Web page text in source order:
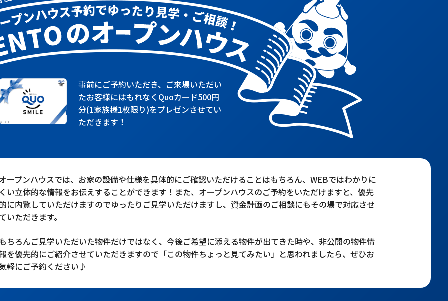
事前にご予約いただき、ご来場いただい
たお客様にはもれなくQuoカード500円
分(1家族様1枚限り)をプレゼンさせてい
ただきます！
ープンハウスでは、お家の設備や仕様を具体的にご確認いただけることはもちろん、WEBではわかりに
い立体的な情報をお伝えすることができます！また、オープンハウスのご予約をいただけますと、優先
に内覧していただけますのでゆったりご見学いただけますし、資金計画のご相談にもその場で対応させ
いただきます。
ちろんご見学いただいた物件だけではなく、今後ご希望に添える物件が出てきた時や、非公開の物件情
を優先的にご紹介させていただきますので「この物件ちょっと見てみたい」と思われましたら、ぜひお
軽にご予約ください♪